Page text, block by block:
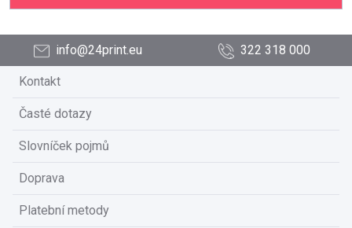
info@24print.eu 322 318 000
Kontakt
Časté dotazy
Slovníček pojmů
Doprava
Platební metody